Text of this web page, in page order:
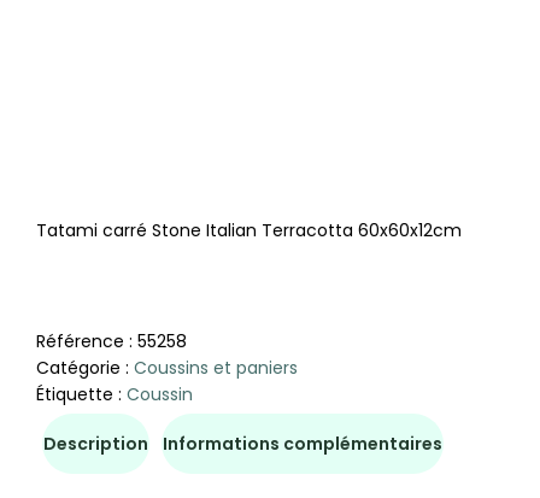
Tatami carré Stone Italian Terracotta 60x60x12cm
Référence : 55258
Catégorie : Coussins et paniers
Étiquette : Coussin
Description Informations complémentaires